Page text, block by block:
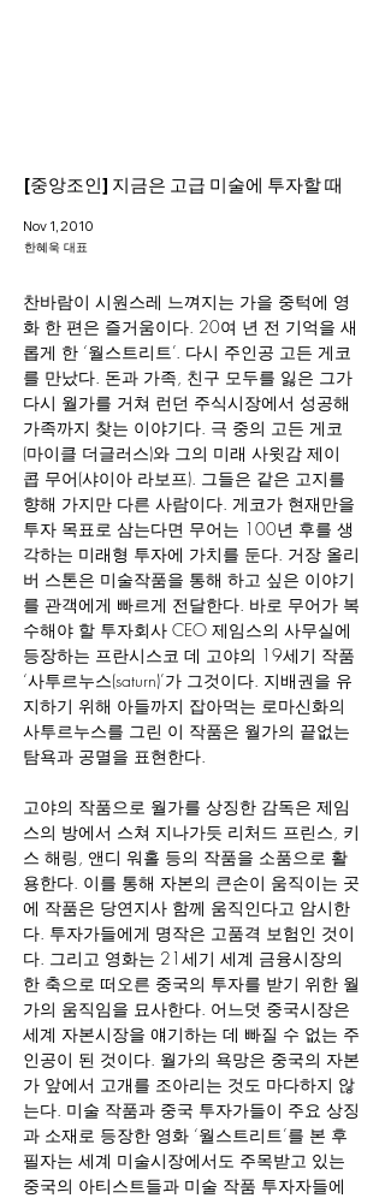
[중앙조인] 지금은 고급 미술에 투자할 때
Nov 1, 2010
한혜욱 대표
찬바람이 시원스레 느껴지는 가을 중턱에 영
화 한 편은 즐거움이다. 20여 년 전 기억을 새
롭게 한 ‘월스트리트’. 다시 주인공 고든 게코
를 만났다. 돈과 가족, 친구 모두를 잃은 그가
다시 월가를 거쳐 런던 주식시장에서 성공해
가족까지 찾는 이야기다. 극 중의 고든 게코
(마이클 더글러스)와 그의 미래 사윗감 제이
콥 무어(샤이아 라보프). 그들은 같은 고지를
향해 가지만 다른 사람이다. 게코가 현재만을
투자 목표로 삼는다면 무어는 100년 후를 생
각하는 미래형 투자에 가치를 둔다. 거장 올리
버 스톤은 미술작품을 통해 하고 싶은 이야기
를 관객에게 빠르게 전달한다. 바로 무어가 복
수해야 할 투자회사 CEO 제임스의 사무실에
등장하는 프란시스코 데 고야의 19세기 작품
‘사투르누스(saturn)’가 그것이다. 지배권을 유
지하기 위해 아들까지 잡아먹는 로마신화의
사투르누스를 그린 이 작품은 월가의 끝없는
탐욕과 공멸을 표현한다.
고야의 작품으로 월가를 상징한 감독은 제임
스의 방에서 스쳐 지나가듯 리처드 프린스, 키
스 해링, 앤디 워홀 등의 작품을 소품으로 활
용한다. 이를 통해 자본의 큰손이 움직이는 곳
에 작품은 당연지사 함께 움직인다고 암시한
다. 투자가들에게 명작은 고품격 보험인 것이
다. 그리고 영화는 21세기 세계 금융시장의
한 축으로 떠오른 중국의 투자를 받기 위한 월
가의 움직임을 묘사한다. 어느덧 중국시장은
세계 자본시장을 얘기하는 데 빠질 수 없는 주
인공이 된 것이다. 월가의 욕망은 중국의 자본
가 앞에서 고개를 조아리는 것도 마다하지 않
는다. 미술 작품과 중국 투자가들이 주요 상징
과 소재로 등장한 영화 ‘월스트리트’를 본 후
필자는 세계 미술시장에서도 주목받고 있는
중국의 아티스트들과 미술 작품 투자자들에